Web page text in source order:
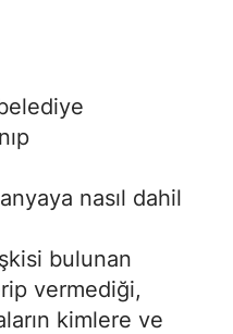
nasıl dahil
bulunan
vermediği,
kimlere ve